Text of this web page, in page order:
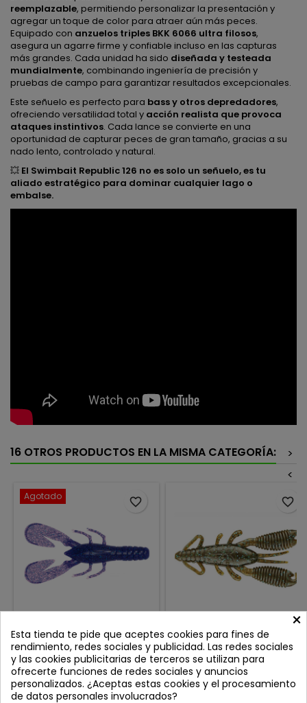
reemplazable, permitiendo personalizar la presentación y
agregar un toque de color para atraer aún más peces.
Equipado con anzuelos triples BKK 6066 ultra filosos,
asegura un agarre firme y confiable incluso en las capturas
más grandes. Cada unidad ha sido diseñada y testeada
mundialmente, combinando ingeniería de precisión y
pruebas de campo para garantizar resultados excepcionales.
Este señuelo es perfecto para bass y otros depredadores,
ofreciendo versatilidad total y acción realista que provoca
ataques instintivos. Cada lance se convierte en una
oportunidad de capturar peces de gran tamaño, gracias a su
nado lento, controlado y natural.
💥 El Swimbait Republic 126 no es solo un señuelo, es tu
aliado estratégico para dominar cualquier lago o
embalse.
16 OTROS PRODUCTOS EN LA MISMA CATEGORÍA:
>
<
Agotado
AGR LETHAL CRAW
JUNEBUG BLUE FLAKE
Review(s):0
“Tu cangrejo de confianza” 8
unidades por blister.
favorite_border
REINS RING CRAW 3'' GREEN
PUMPKIN BLUE 005
Review(s):
3'' 8.8 CM Cada bolsa
contiene 6 unidades.
favorite_border
×
Esta tienda te pide que aceptes cookies para fines de
rendimiento, redes sociales y publicidad. Las redes sociales
y las cookies publicitarias de terceros se utilizan para
ofrecerte funciones de redes sociales y anuncios
personalizados. ¿Aceptas estas cookies y el procesamiento
de datos personales involucrados?